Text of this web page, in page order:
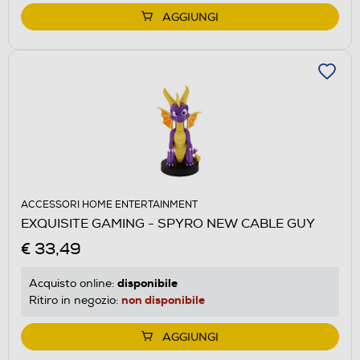
AGGIUNGI
ACCESSORI HOME ENTERTAINMENT
EXQUISITE GAMING - SPYRO NEW CABLE GUY
€ 33,49
Acquisto online: disponibile
Ritiro in negozio: non disponibile
AGGIUNGI